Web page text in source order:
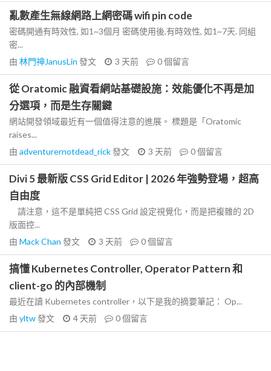
亂數產生無線網路上網密碼 wifi pin code
密碼開通有時效性, 如1~3個月 密碼使用後,有時效性, 如1~7天. 同組
密...
由 林門神JanusLin 發文 3 天前 0個留言
從 Oratomic 融資看網站基礎設施：效能優化不再是加
分選項，而是生存關鍵
網站開發領域最近有一個值得注意的進展。 標題是「Oratomic
raises...
由 adventurernotdead_rick發文 3 天前 0個留言
Divi 5 最新版 CSS Grid Editor | 2026 年強勢登場，超高
自由度
請注意，這不是單純把 CSS Grid 設定視覺化，而是把複雜的 2D
版面控...
由 Mack Chan 發文 3 天前 0個留言
搞懂 Kubernetes Controller, Operator Pattern 和
client-go 的內部機制
最近在讀 Kubernetes controller，以下是我的摘要筆記： Op...
由 yltw發文 4 天前 0個留言